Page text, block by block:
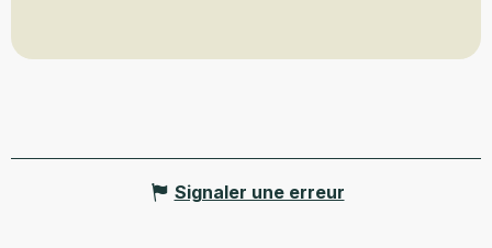
Signaler une erreur